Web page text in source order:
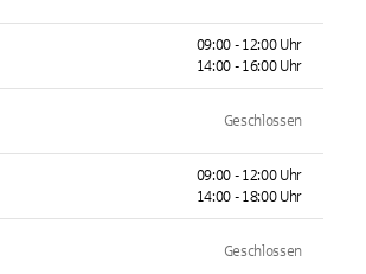
09:00 - 12:00 Uhr
14:00 - 16:00 Uhr
Geschlossen
09:00 - 12:00 Uhr
14:00 - 18:00 Uhr
Geschlossen